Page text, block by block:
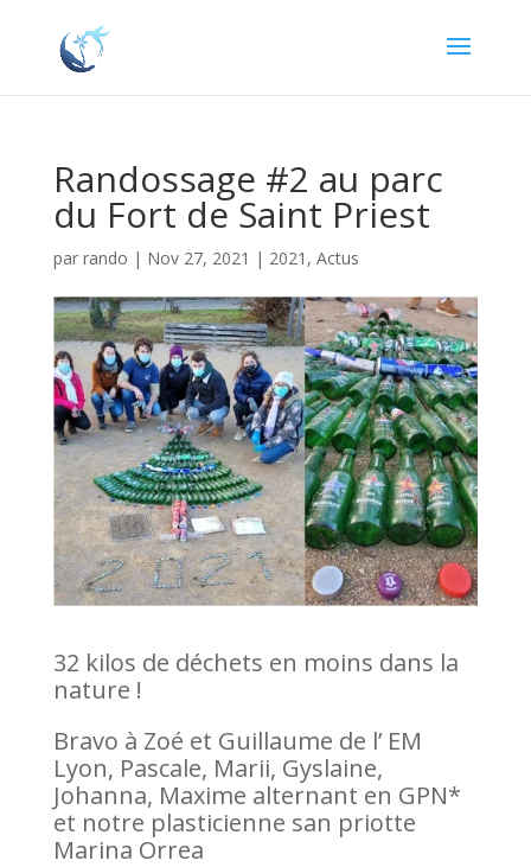
Randossage #2 au parc
du Fort de Saint Priest
par rando | Nov 27, 2021 | 2021 , Actus
32 kilos de déchets en moins dans la
nature !
Bravo à Zoé et Guillaume de l’ EM
Lyon, Pascale, Marii, Gyslaine,
Johanna, Maxime alternant en GPN*
et notre plasticienne san priotte
Marina Orrea